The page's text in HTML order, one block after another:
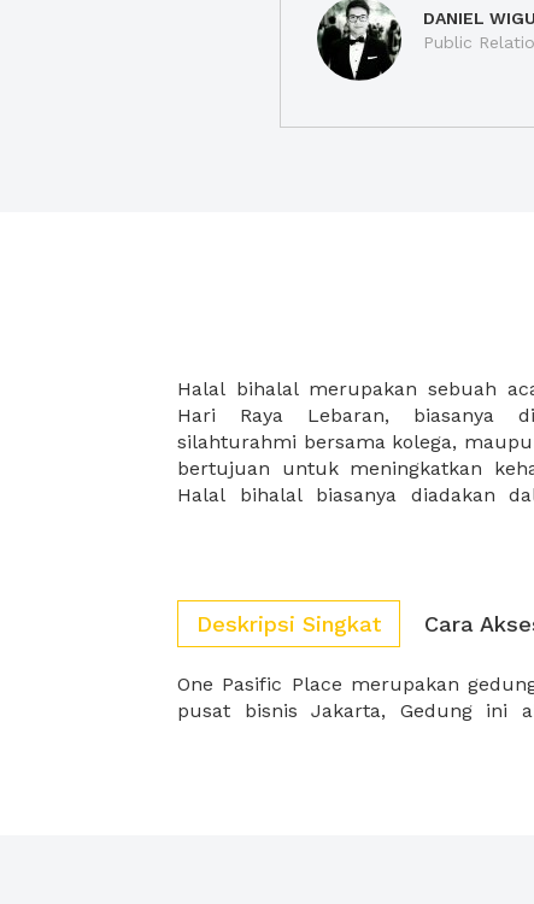
DANIEL
Public
Halal bihalal merupakan sebuah
Hari Raya Lebaran, biasanya
silahturahmi bersama kolega,
bertujuan untuk meningkatkan
Halal bihalal biasanya diadakan
besar, dan anda dapat menyewa
melalui XWORK dan juga dapat
tambahan agar acara halal
Deskripsi Singkat Cara
One Pasific Place merupakan
pusat bisnis Jakarta, Gedung ini
sesuai untuk Anda karena loksai